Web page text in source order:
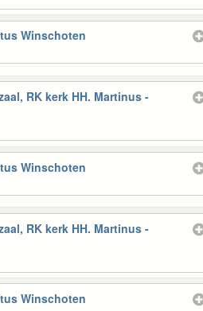
Winschoten
RK kerk HH. Martinus -
Winschoten
RK kerk HH. Martinus -
Winschoten